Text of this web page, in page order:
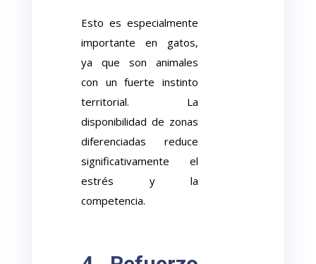
Esto es especialmente
importante en gatos,
ya que son animales
con un fuerte instinto
territorial. La
disponibilidad de zonas
diferenciadas reduce
significativamente el
estrés y la
competencia.